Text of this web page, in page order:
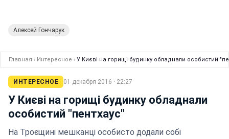
Алексей Гончарук
Главная › Интересное › У Києві на горищі будинку обладнали особистий
ИНТЕРЕСНОЕ 01 декабря 2016 · 22:27
У Києві на горищі будинку обладнали
особистий "пентхаус"
На Троєщині мешканці особисто додали собі